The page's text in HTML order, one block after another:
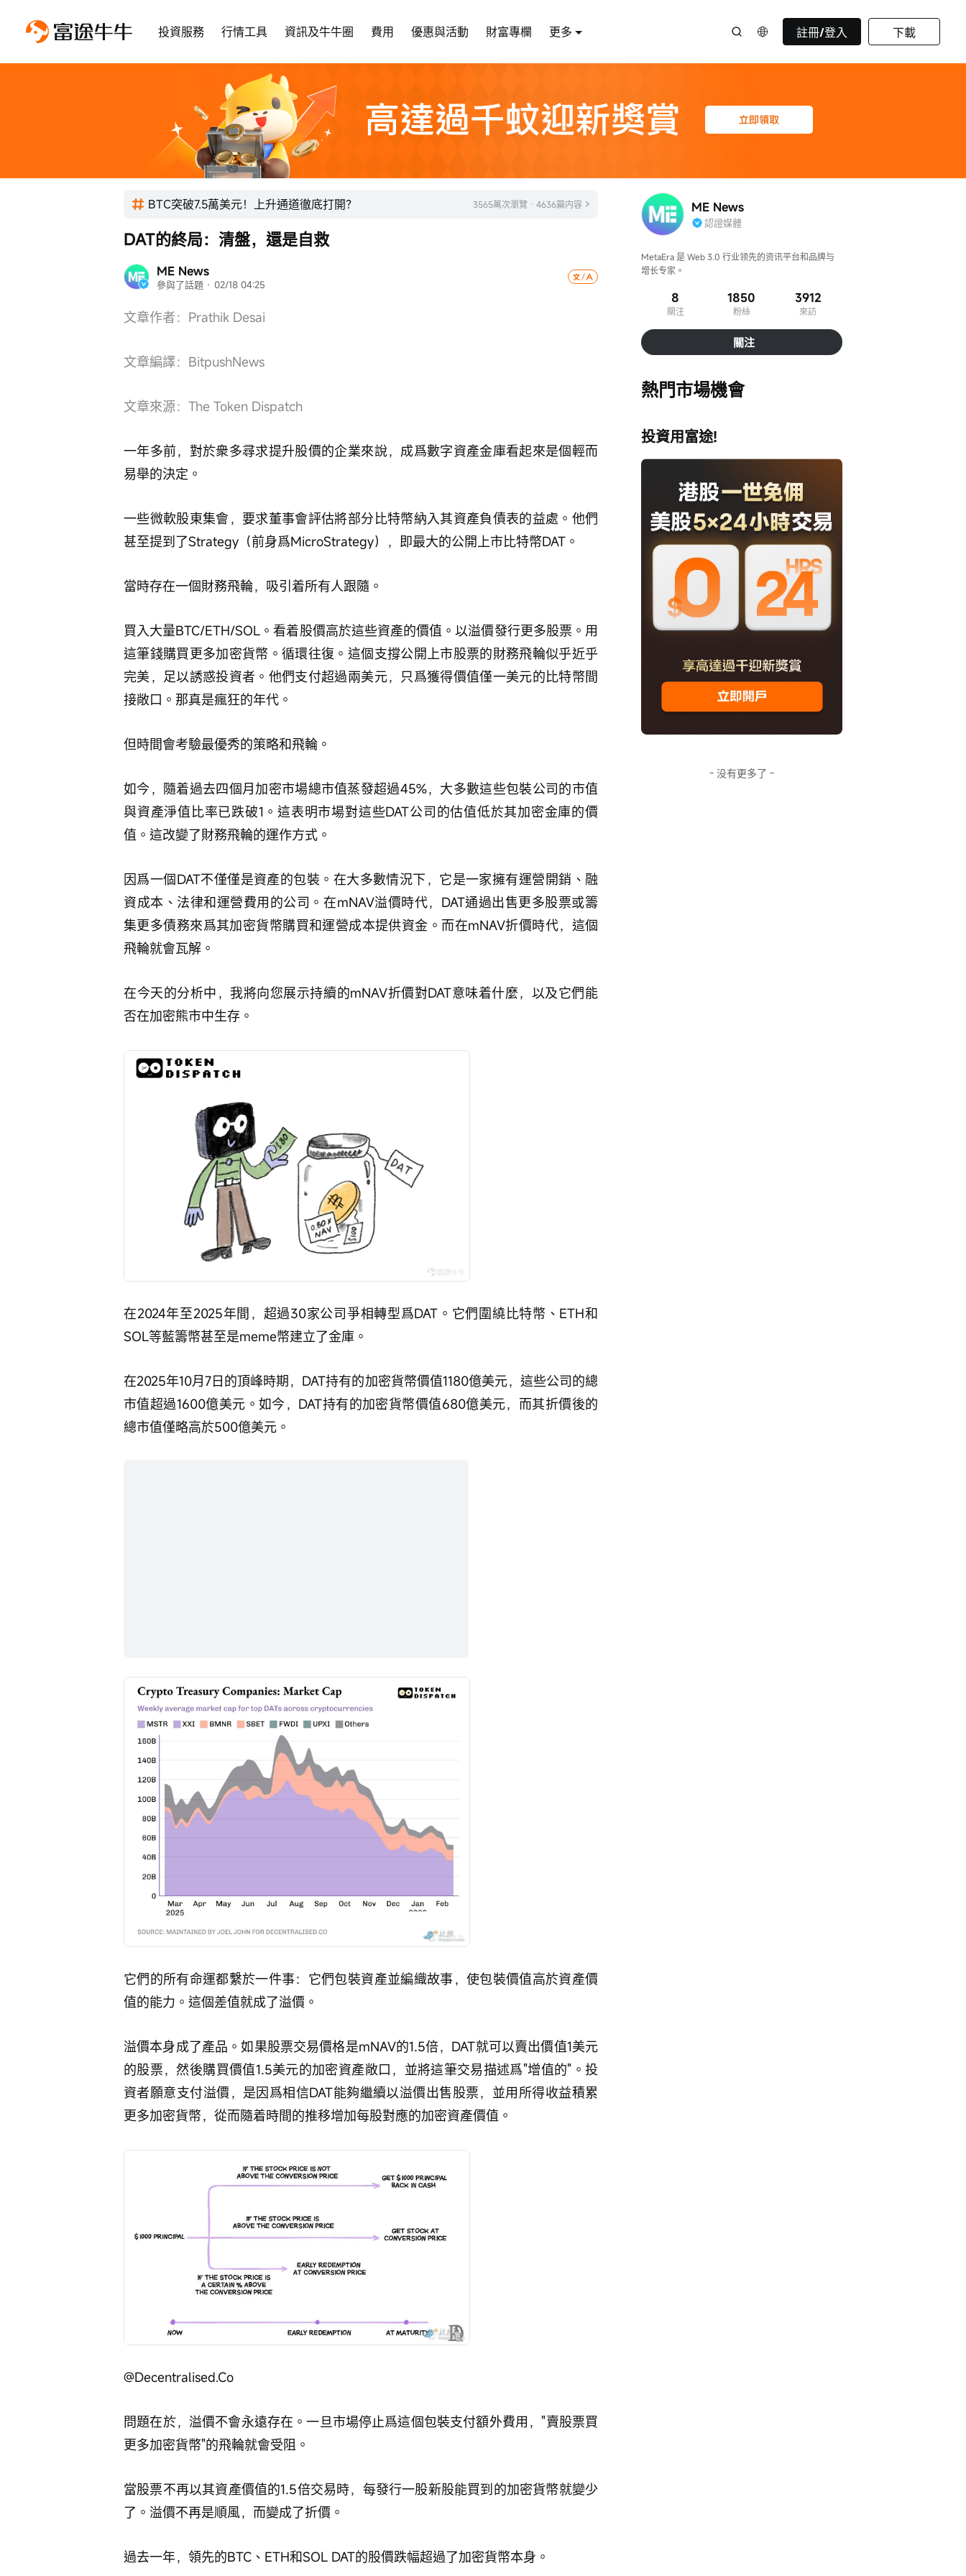
投資服務 行情工具 資訊及牛牛圈 費用 優惠與活動 財富專欄 更多 註冊/登入 下載
BTC突破7.5萬美元！上升通道徹底打開？ 3565萬次瀏覽 · 4636篇内容
ME News
參與了話題 · 02/18 04:25
DAT的終局：清盤，還是自救
文章作者：Prathik Desai
文章編譯：BitpushNews
文章來源：The Token Dispatch
一年多前，對於衆多尋求提升股價的企業來說，成爲數字資產金庫看起來是個輕而
易舉的決定。
一些微軟股東集會，要求董事會評估將部分比特幣納入其資產負債表的益處。他們
甚至提到了Strategy（前身爲MicroStrategy），即最大的公開上市比特幣DAT。
當時存在一個財務飛輪，吸引着所有人跟隨。
買入大量BTC/ETH/SOL。看着股價高於這些資產的價值。以溢價發行更多股票。用
這筆錢購買更多加密貨幣。循環往復。這個支撐公開上市股票的財務飛輪似乎近乎
完美，足以誘惑投資者。他們支付超過兩美元，只爲獲得價值僅一美元的比特幣間
接敞口。那真是瘋狂的年代。
但時間會考驗最優秀的策略和飛輪。
如今，隨着過去四個月加密市場總市值蒸發超過45%，大多數這些包裝公司的市值
與資產淨值比率已跌破1。這表明市場對這些DAT公司的估值低於其加密金庫的價
值。這改變了財務飛輪的運作方式。
因爲一個DAT不僅僅是資產的包裝。在大多數情況下，它是一家擁有運營開銷、融
資成本、法律和運營費用的公司。在mNAV溢價時代，DAT通過出售更多股票或籌
集更多債務來爲其加密貨幣購買和運營成本提供資金。而在mNAV折價時代，這個
飛輪就會瓦解。
在今天的分析中，我將向您展示持續的mNAV折價對DAT意味着什麼，以及它們能
否在加密熊市中生存。
在2024年至2025年間，超過30家公司爭相轉型爲DAT。它們圍繞比特幣、ETH和
SOL等藍籌幣甚至是meme幣建立了金庫。
在2025年10月7日的頂峰時期，DAT持有的加密貨幣價值1180億美元，這些公司的總
市值超過1600億美元。如今，DAT持有的加密貨幣價值680億美元，而其折價後的
總市值僅略高於500億美元。
它們的所有命運都繫於一件事：它們包裝資產並編織故事，使包裝價值高於資產價
值的能力。這個差值就成了溢價。
溢價本身成了產品。如果股票交易價格是mNAV的1.5倍，DAT就可以賣出價值1美元
的股票，然後購買價值1.5美元的加密資產敞口，並將這筆交易描述爲"增值的"。投
資者願意支付溢價，是因爲相信DAT能夠繼續以溢價出售股票，並用所得收益積累
更多加密貨幣，從而隨着時間的推移增加每股對應的加密資產價值。
@Decentralised.Co
問題在於，溢價不會永遠存在。一旦市場停止爲這個包裝支付額外費用，"賣股票買
更多加密貨幣"的飛輪就會受阻。
當股票不再以其資產價值的1.5倍交易時，每發行一股新股能買到的加密貨幣就變少
了。溢價不再是順風，而變成了折價。
過去一年，領先的BTC、ETH和SOL DAT的股價跌幅超過了加密貨幣本身。
ME News
認證媒體
MetaEra 是 Web 3.0 行业领先的资讯平台和品牌与
增长专家。
8
關注
1850
粉絲
3912
來訪
關注
熱門市場機會
投資用富途!
- 没有更多了 -